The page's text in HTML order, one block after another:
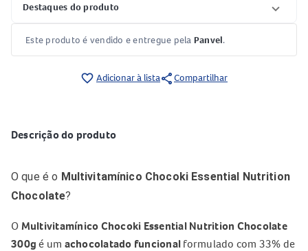
Destaques do produto
Este produto é vendido e entregue pela Panvel.
favorite_border Adicionar à listashareCompartilhar
Descrição do produto
O que é o Multivitamínico Chocoki Essential Nutrition
Chocolate?
O Multivitamínico Chocoki Essential Nutrition Chocolate
300g é um achocolatado funcional formulado com 33% de